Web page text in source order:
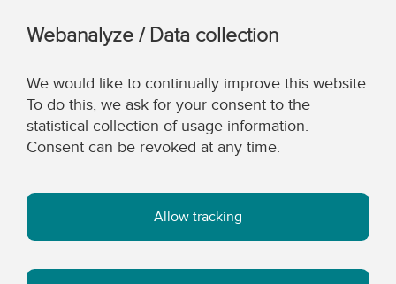
Webanalyze / Data collection
We would like to continually improve this website.
To do this, we ask for your consent to the
statistical collection of usage information.
Consent can be revoked at any time.
Allow tracking